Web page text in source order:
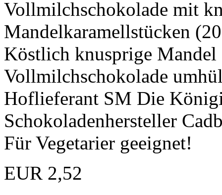
Vollmilchschokolade mit
Mandelkaramellstücken
Köstlich knusprige
Vollmilchschokolade
Hoflieferant SM Die
Schokoladenhersteller
Für Vegetarier geeignet!
EUR 2,52